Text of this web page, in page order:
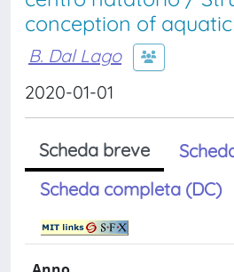
conception of
B. Dal Lago
2020-01-01
Scheda breve
Scheda completa (DC)